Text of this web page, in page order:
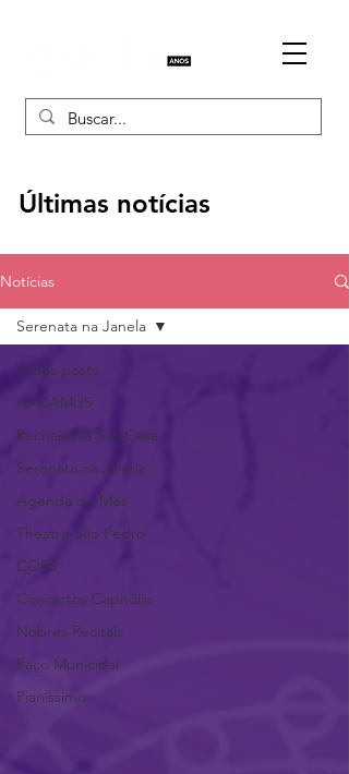
Últimas notícias
Notícias
Todos posts
AACAMUS
Recitais Na Sua Casa
Serenata na Janela
Agenda do Mês
Theatro São Pedro
CORS
Concertos Capitólio
Nobres Recitais
Paço Municipal
Pianíssimo
Serenata na Janela